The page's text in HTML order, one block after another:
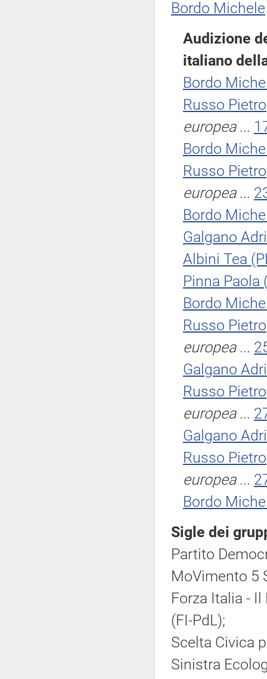
Bordo Michele
Audizione
italiano
Bordo
Russo Pietro
europea...
Bordo
Russo Pietro
europea...
Bordo
Galgano
Albini Tea
Pinna Paola
Bordo
Russo Pietro
europea...
Galgano
Russo Pietro
europea...
Galgano
Russo Pietro
europea...
Bordo
Sigle dei
Partito
MoVimento 5
Forza Italia -
(FI-PdL);
Scelta Civica
Sinistra